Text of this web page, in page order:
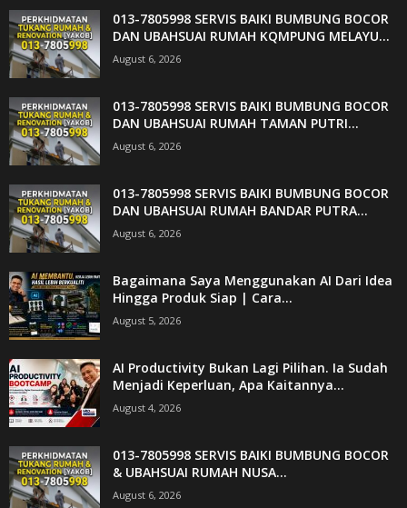
013-7805998 SERVIS BAIKI BUMBUNG BOCOR
DAN UBAHSUAI RUMAH KQMPUNG MELAYU...
August 6, 2026
013-7805998 SERVIS BAIKI BUMBUNG BOCOR
DAN UBAHSUAI RUMAH TAMAN PUTRI...
August 6, 2026
013-7805998 SERVIS BAIKI BUMBUNG BOCOR
DAN UBAHSUAI RUMAH BANDAR PUTRA...
August 6, 2026
Bagaimana Saya Menggunakan AI Dari Idea
Hingga Produk Siap | Cara...
August 5, 2026
AI Productivity Bukan Lagi Pilihan. Ia Sudah
Menjadi Keperluan, Apa Kaitannya...
August 4, 2026
013-7805998 SERVIS BAIKI BUMBUNG BOCOR
& UBAHSUAI RUMAH NUSA...
August 6, 2026